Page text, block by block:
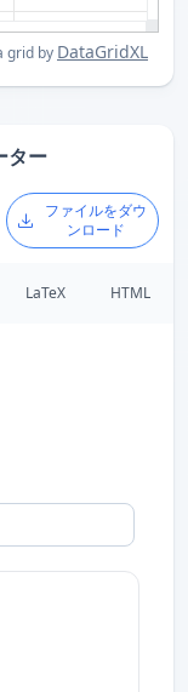
grid by DataGridXL
ター
ファイルをダウ
ンロード
LaTeX HTML